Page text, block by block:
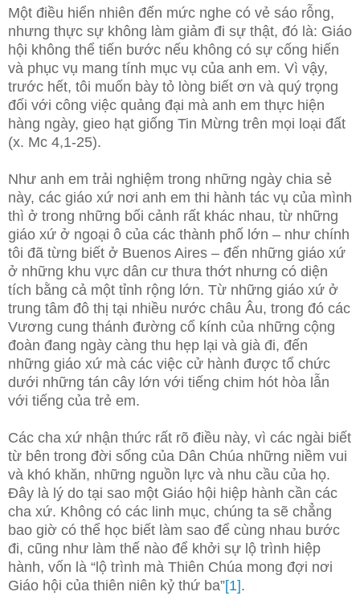
Một điều hiển nhiên đến mức nghe có vẻ sáo rỗng,
nhưng thực sự không làm giảm đi sự thật, đó là: Giáo
hội không thể tiến bước nếu không có sự cống hiến
và phục vụ mang tính mục vụ của anh em. Vì vậy,
trước hết, tôi muốn bày tỏ lòng biết ơn và quý trọng
đối với công việc quảng đại mà anh em thực hiện
hàng ngày, gieo hạt giống Tin Mừng trên mọi loại đất
(x. Mc 4,1-25).
Như anh em trải nghiệm trong những ngày chia sẻ
này, các giáo xứ nơi anh em thi hành tác vụ của mình
thì ở trong những bối cảnh rất khác nhau, từ những
giáo xứ ở ngoại ô của các thành phố lớn – như chính
tôi đã từng biết ở Buenos Aires – đến những giáo xứ
ở những khu vực dân cư thưa thớt nhưng có diện
tích bằng cả một tỉnh rộng lớn. Từ những giáo xứ ở
trung tâm đô thị tại nhiều nước châu Âu, trong đó các
Vương cung thánh đường cổ kính của những cộng
đoàn đang ngày càng thu hẹp lại và già đi, đến
những giáo xứ mà các việc cử hành được tổ chức
dưới những tán cây lớn với tiếng chim hót hòa lẫn
với tiếng của trẻ em.
Các cha xứ nhận thức rất rõ điều này, vì các ngài biết
từ bên trong đời sống của Dân Chúa những niềm vui
và khó khăn, những nguồn lực và nhu cầu của họ.
Đây là lý do tại sao một Giáo hội hiệp hành cần các
cha xứ. Không có các linh mục, chúng ta sẽ chẳng
bao giờ có thể học biết làm sao để cùng nhau bước
đi, cũng như làm thế nào để khởi sự lộ trình hiệp
hành, vốn là “lộ trình mà Thiên Chúa mong đợi nơi
Giáo hội của thiên niên kỷ thứ ba”[1].